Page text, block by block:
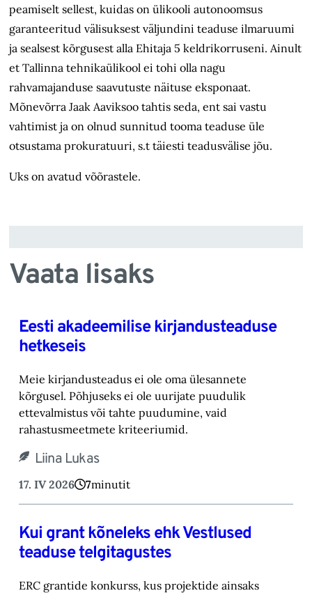
peamiselt sellest, kuidas on ülikooli autonoomsus
garanteeritud välisuksest väljundini teaduse ilmaruumi
ja sealsest kõrgusest alla Ehitaja 5 keldrikorruseni. Ainult
et Tallinna tehnikaülikool ei tohi olla nagu
rahvamajanduse saavutuste näituse eksponaat.
Mõnevõrra Jaak Aaviksoo tahtis seda, ent sai vastu
vahtimist ja on olnud sunnitud tooma teaduse üle
otsustama prokuratuuri, s.t täiesti teadusvälise jõu.
Uks on avatud võõrastele.
Vaata lisaks
Eesti akadeemilise kirjandusteaduse
hetkeseis
Meie kirjandusteadus ei ole oma ülesannete
kõrgusel. Põhjuseks ei ole uurijate puudulik
ettevalmistus või tahte puudumine, vaid
rahastusmeetmete kriteeriumid.
Liina Lukas
17. IV 2026 7minutit
Kui grant kõneleks ehk Vestlused
teaduse telgitagustes
ERC grantide konkurss, kus projektide ainsaks